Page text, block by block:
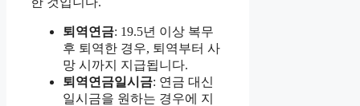
퇴역연금: 19.5년 이상 복무
후 퇴역한 경우, 퇴역부터 사
망 시까지 지급됩니다.
퇴역연금일시금: 연금 대신
일시금을 원하는 경우에 지